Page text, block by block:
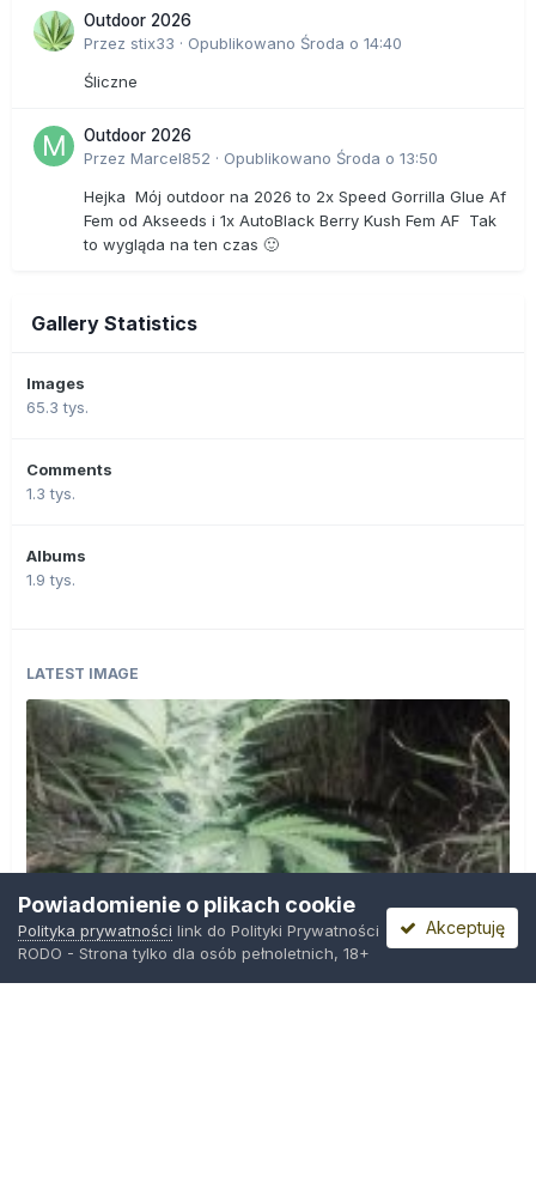
Outdoor 2026
Przez stix33 · Opublikowano Środa o 14:40
Śliczne
Outdoor 2026
Przez Marcel852 · Opublikowano Środa o 13:50
Hejka Mój outdoor na 2026 to 2x Speed Gorrilla Glue Af
Fem od Akseeds i 1x AutoBlack Berry Kush Fem AF Tak
to wygląda na ten czas 🙂
Gallery Statistics
Images
65.3 tys.
Comments
1.3 tys.
Albums
1.9 tys.
LATEST IMAGE
Powiadomienie o plikach cookie
Polityka prywatności link do Polityki Prywatności
RODO - Strona tylko dla osób pełnoletnich, 18+
Akceptuję